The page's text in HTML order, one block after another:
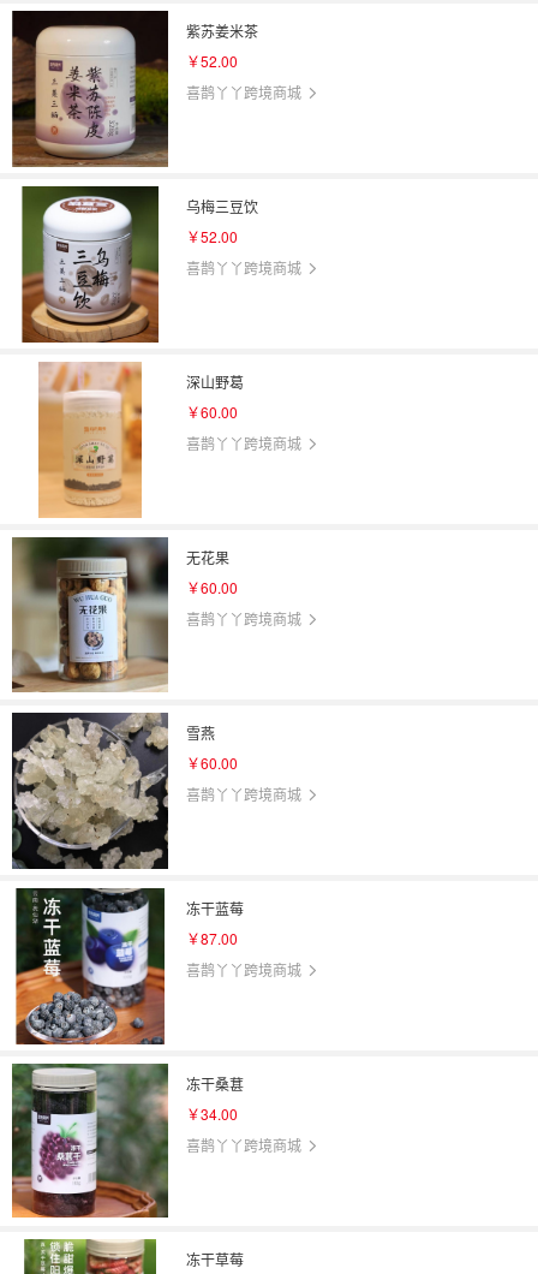
紫苏姜米茶
￥52.00
喜鹊丫丫跨境商城
乌梅三豆饮
￥52.00
喜鹊丫丫跨境商城
深山野葛
￥60.00
喜鹊丫丫跨境商城
无花果
￥60.00
喜鹊丫丫跨境商城
雪燕
￥60.00
喜鹊丫丫跨境商城
冻干蓝莓
￥87.00
喜鹊丫丫跨境商城
冻干桑葚
￥34.00
喜鹊丫丫跨境商城
冻干草莓